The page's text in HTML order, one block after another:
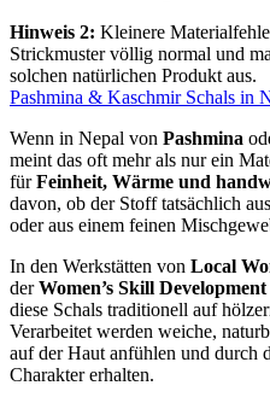
Hinweis 2: Kleinere
Strickmuster völlig normal und
solchen natürlichen Produkt aus.
Pashmina & Kaschmir Schals in
Wenn in Nepal von Pashmina
meint das oft mehr als nur ein
fürFeinheit, Wärme und
davon, ob der Stoff tatsächlich
oder aus einem feinen
In den Werkstätten von Local
derWomen’s Skill
diese Schals traditionell auf
Verarbeitet werden weiche,
auf der Haut anfühlen und durch
Charakter erhalten.